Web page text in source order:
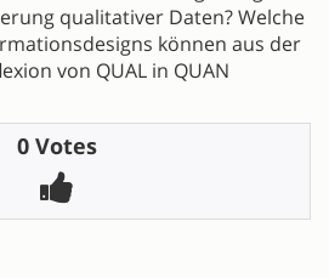
qualitativer Daten? Welche
können aus der
von QUAL in QUAN
0 Votes